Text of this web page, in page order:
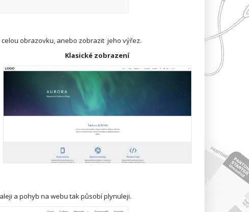
obrazovku, anebo zobrazit jeho výřez.
Klasické zobrazení
a pohyb na webu tak působí plynuleji.